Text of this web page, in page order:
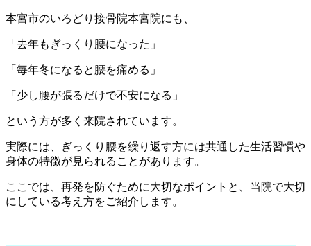
本宮市のいろどり接骨院本宮院にも、
「去年もぎっくり腰になった」
「毎年冬になると腰を痛める」
「少し腰が張るだけで不安になる」
という方が多く来院されています。
実際には、ぎっくり腰を繰り返す方には共通した生活習慣や
身体の特徴が見られることがあります。
ここでは、再発を防ぐために大切なポイントと、当院で大切
にしている考え方をご紹介します。